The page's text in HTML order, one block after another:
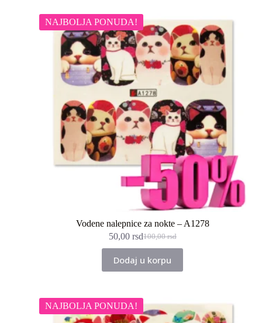
NAJBOLJA PONUDA!
Vodene nalepnice za nokte – A1278
100,00rsd
Originalna
cena
je
bila:
50,00 rsdTrenutna
cena
je:
50,00 rsd.
Dodaj u korpu
NAJBOLJA PONUDA!